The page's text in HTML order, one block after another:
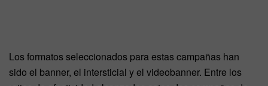
Los formatos seleccionados para estas campañas han
sido el banner, el intersticial y el videobanner. Entre los